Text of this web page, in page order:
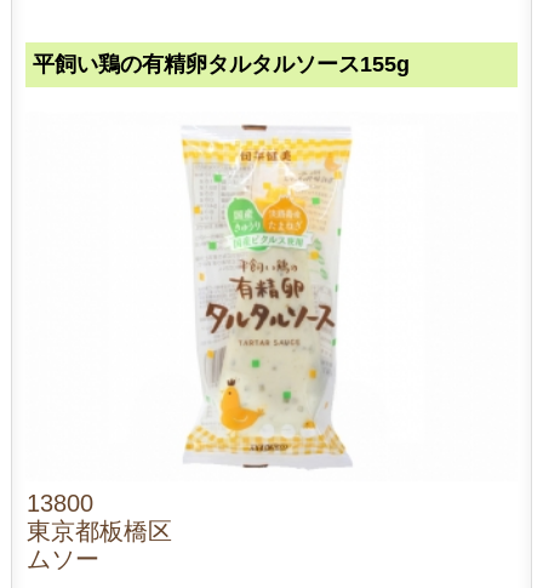
平飼い鶏の有精卵タルタルソース155g
13800
東京都板橋区
ムソー